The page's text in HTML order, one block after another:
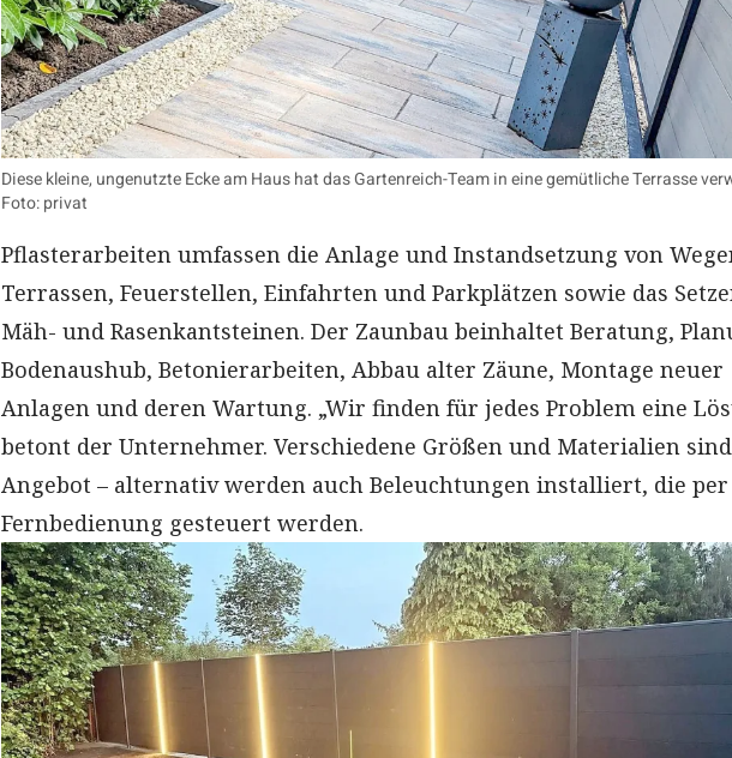
Diese kleine, ungenutzte Ecke am Haus hat das Gartenreich-Team in eine gemütliche Terrasse
Foto: privat
Pflasterarbeiten umfassen die Anlage und Instandsetzung von
Terrassen, Feuerstellen, Einfahrten und Parkplätzen sowie das
Mäh- und Rasenkantsteinen. Der Zaunbau beinhaltet Beratung,
Bodenaushub, Betonierarbeiten, Abbau alter Zäune, Montage neuer
Anlagen und deren Wartung. „Wir finden für jedes Problem eine
betont der Unternehmer. Verschiedene Größen und Materialien
Angebot – alternativ werden auch Beleuchtungen installiert, die per
Fernbedienung gesteuert werden.